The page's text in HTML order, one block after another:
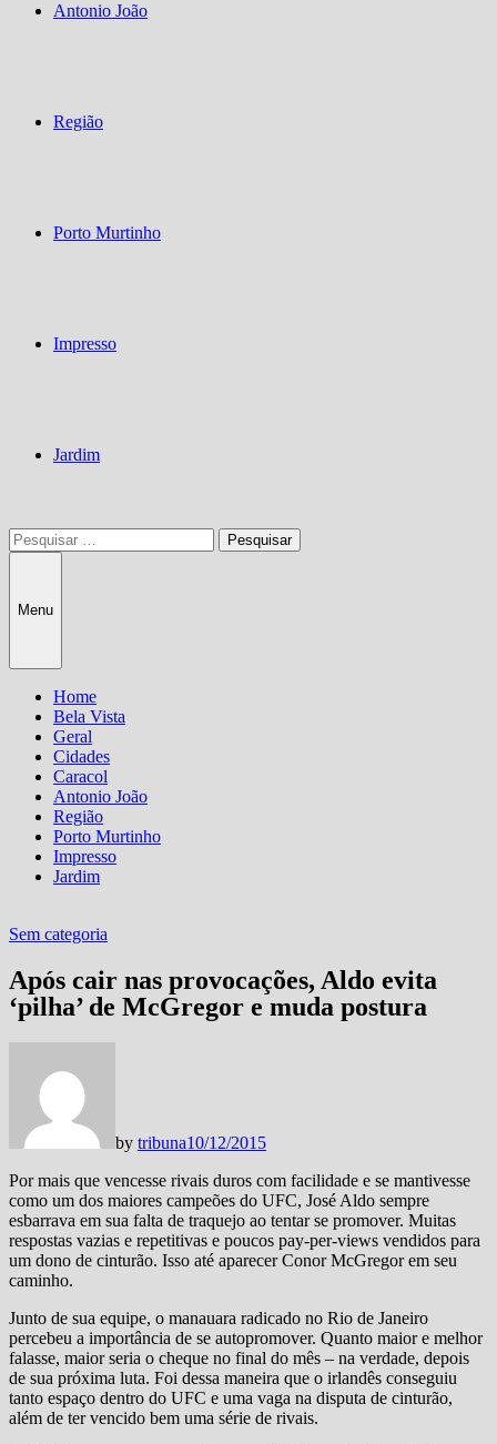
Antonio João
Região
Porto Murtinho
Impresso
Jardim
Pesquisar
por:
Menu
Home
Bela Vista
Geral
Cidades
Caracol
Antonio João
Região
Porto Murtinho
Impresso
Jardim
Sem categoria
Após cair nas provocações, Aldo evita
‘pilha’ de McGregor e muda postura
by tribuna10/12/2015
Por mais que vencesse rivais duros com facilidade e se mantivesse
como um dos maiores campeões do UFC, José Aldo sempre
esbarrava em sua falta de traquejo ao tentar se promover. Muitas
respostas vazias e repetitivas e poucos pay-per-views vendidos para
um dono de cinturão. Isso até aparecer Conor McGregor em seu
caminho.
Junto de sua equipe, o manauara radicado no Rio de Janeiro
percebeu a importância de se autopromover. Quanto maior e melhor
falasse, maior seria o cheque no final do mês – na verdade, depois
de sua próxima luta. Foi dessa maneira que o irlandês conseguiu
tanto espaço dentro do UFC e uma vaga na disputa de cinturão,
além de ter vencido bem uma série de rivais.